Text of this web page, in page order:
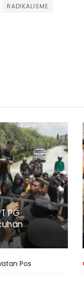
RADIKALISME
PG
Pos